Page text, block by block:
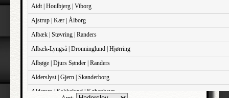
Aidt | Houlbjerg | Viborg
Ajstrup | Kær | Ålborg
Albæk | Støvring | Randers
Albæk-Lyngså | Dronninglund | Hjørring
Albøge | Djurs Sønder | Randers
Alderslyst | Gjern | Skanderborg
Aldersro | Sokkelund | København